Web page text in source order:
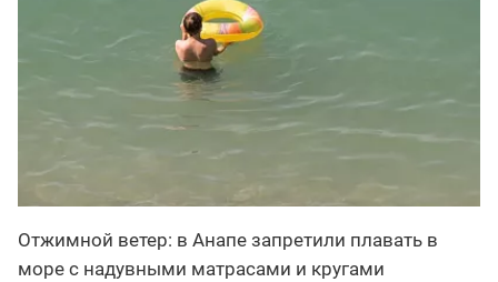
Отжимной ветер: в Анапе запретили плавать в
море с надувными матрасами и кругами